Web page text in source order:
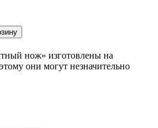
нож» изготовлены на
они могут незначительно